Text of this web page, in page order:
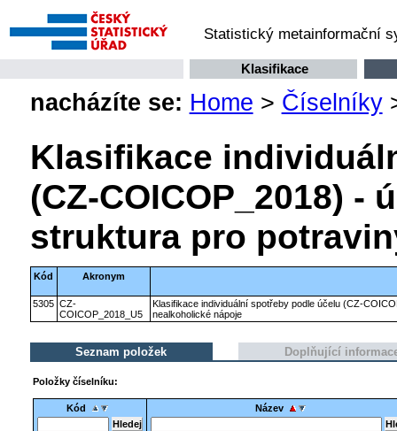
Statistický metainformační
Klasifikace
nacházíte se: Home > Číselníky
Klasifikace
(CZ-COICOP_2018) -
struktura pro
Kód Akronym
5305 CZ-
COICOP_2018_U5
Klasifikace individuální spotřeby podle účelu (CZ-
nealkoholické nápoje
Seznam položek Doplňující
Položky číselníku:
Kód Název